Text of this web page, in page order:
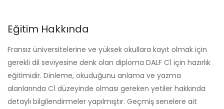
Eğitim Hakkında
Fransız üniversitelerine ve yüksek okullara kayıt olmak için
gerekli dil seviyesine denk olan diploma DALF C1 için hazırlık
eğitimidir. Dinleme, okuduğunu anlama ve yazma
alanlarında C1 düzeyinde olması gereken yetiler hakkında
detaylı bilgilendirmeler yapılmıştır. Geçmiş senelere ait